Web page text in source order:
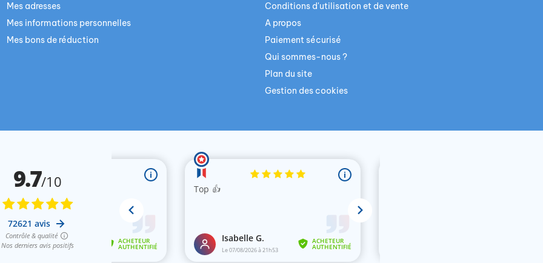
Mes adresses
Mes informations personnelles
Mes bons de réduction
Conditions d'utilisation et de vente
A propos
Paiement sécurisé
Qui sommes-nous ?
Plan du site
Gestion des cookies